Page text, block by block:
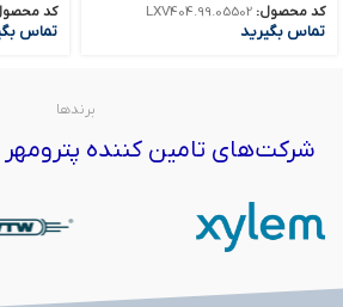
کد محصول: LXV404.99.05502
تماس بگیرید
کد
تماس
برندها
شرکت‌های تامین کننده پترومهر